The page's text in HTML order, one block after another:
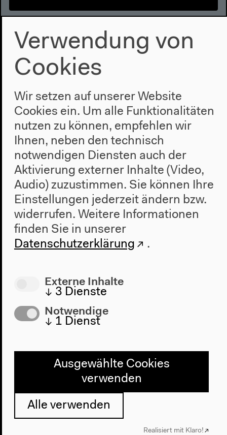
(Teil 2, Englisch)
Mit Orit Halpern, Johannes Bruder, Karolina
Sobecka, Sandi Hilal, Moderation: Nick Houde
Präsentationen, 29.10.2020
Mehr zum Video
Reden aus dem Labor | Orit
100 Jahre Gegenwart. Der Auftakt
30.9.–4.10.2015
Mehr zum Video
Verwendung von
Cookies
Wir setzen auf unserer Website
Cookies ein. Um alle Funktionalitäten
nutzen zu können, empfehlen wir
Ihnen, neben den technisch
notwendigen Diensten auch der
Aktivierung externer Inhalte (Video,
Audio) zuzustimmen. Sie können Ihre
Einstellungen jederzeit ändern bzw.
widerrufen. Weitere Informationen
finden Sie in unserer
Datenschutzerklärung
.
Externe Inhalte
↓ 3 Dienste
Notwendige
↓ 1 Dienst
Ausgewählte Cookies
verwenden
Alle verwenden
Realisiert mit Klaro!